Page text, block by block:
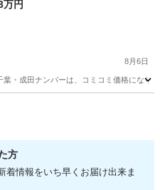
万円
8月6日
・成田ナンバーは、コミコミ価格にな
方
着情報をいち早くお届け出来ま